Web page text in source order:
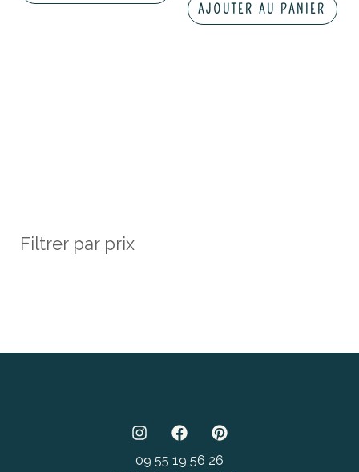
Filtrer par prix
pageAJOUTER AU PANIER
09 55 19 56 26